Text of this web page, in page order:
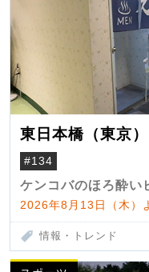
東日本橋（東京）
#134
ケンコバのほろ酔い
2026年8月13日（木）
情報・トレンド